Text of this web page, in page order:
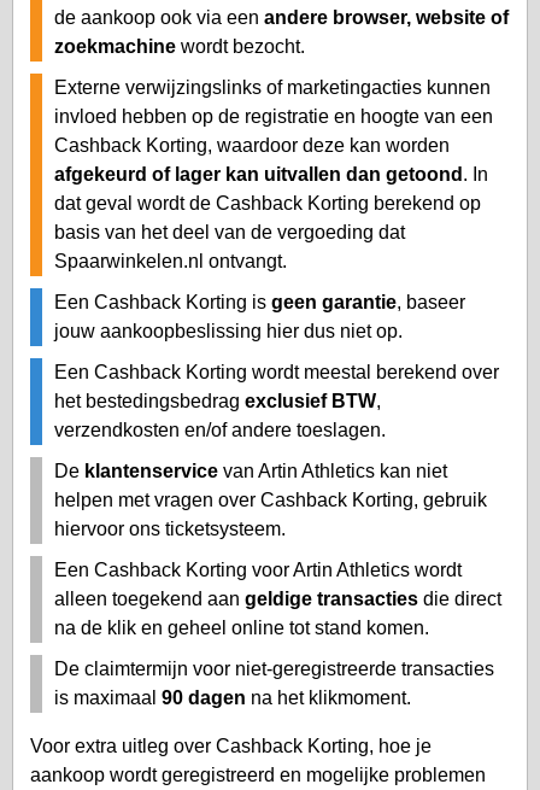
de aankoop ook via een andere browser, website of
zoekmachine wordt bezocht.
Externe verwijzingslinks of marketingacties kunnen
invloed hebben op de registratie en hoogte van een
Cashback Korting, waardoor deze kan worden
afgekeurd of lager kan uitvallen dan getoond . In
dat geval wordt de Cashback Korting berekend op
basis van het deel van de vergoeding dat
Spaarwinkelen.nl ontvangt.
Een Cashback Korting is geen garantie, baseer
jouw aankoopbeslissing hier dus niet op.
Een Cashback Korting wordt meestal berekend over
het bestedingsbedrag exclusief BTW,
verzendkosten en/of andere toeslagen.
De klantenservice van Artin Athletics kan niet
helpen met vragen over Cashback Korting, gebruik
hiervoor ons ticketsysteem.
Een Cashback Korting voor Artin Athletics wordt
alleen toegekend aan geldige transacties die direct
na de klik en geheel online tot stand komen.
De claimtermijn voor niet-geregistreerde transacties
is maximaal 90 dagen na het klikmoment.
Voor extra uitleg over Cashback Korting, hoe je
aankoop wordt geregistreerd en mogelijke problemen